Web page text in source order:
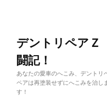
デントリペア
闘記！
あなたの愛車のへこみ、デントリ
ペアは再塗装せずにへこみを治し
す！